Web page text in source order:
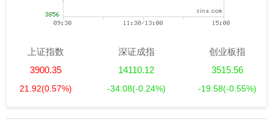
上证指数
3900.35
21.92(0.57%)
深证成指
14110.12
-34.08(-0.24%)
创业板指
3515.56
-19.58(-0.55%)